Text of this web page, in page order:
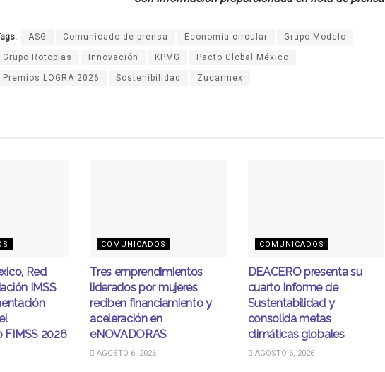
ASG Comunicado de prensa Economía circular Grupo Modelo
Grupo Rotoplas Innovación KPMG Pacto Global México
Premios LOGRA 2026 Sostenibilidad Zucarmex
Red
IMSS
2026
COMUNICADOS
Tres emprendimientos
liderados por mujeres
reciben financiamiento y
aceleración en
eNOVADORAS
AGOSTO 6, 2026
COMUNICADOS
DEACERO presenta su
cuarto Informe de
Sustentabilidad y
consolida metas
climáticas globales
AGOSTO 6, 2026